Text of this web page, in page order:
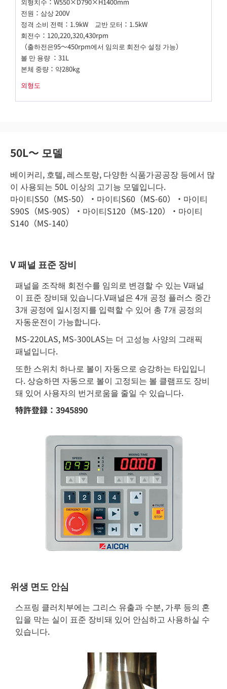
전원：삼상 200V
정격 소비 전력：1.9kW 교반 모터：1.5kW
회전수：120,220,320,430rpm
（출하전은95～450rpm에서 임의로 회전수 설정 가능）
볼 만 용량 ：31L
본체 중량：약280kg
외형도
50L〜 모델
베이커리, 호텔, 레스토랑, 다양한 식품가공공장 등에서 많
이 사용되는 50L 이상의 고기능 모델입니다.
마이티S50（MS-50）・마이티S60（MS-60）・마이티
S90S（MS-90S）・마이티S120（MS-120）・마이티
S140（MS-140）
V 패널 표준 장비
패널을 조작해 회전수를 임의로 변경할 수 있는 V패널
이 표준 장비돼 있습니다.V패널은 4개 공정 플러스 중간
3개 공정에 일시정지를 입력할 수 있어 총 7개 공정의
자동운전이 가능합니다.
MS-220LAS, MS-300LAS는 더 고성능 사양의 그래픽
패널입니다.
또한 스위치 하나로 볼이 자동으로 승강하는 타입입니
다. 상승하면 자동으로 볼이 고정되는 볼 클램프도 장비
돼 있어 사용자의 번거로움을 줄일 수 있습니다.
特許登録：3945890
위생 면도 안심
스프링 클러치부에는 그리스 유출과 수분, 가루 등의 혼
입을 막는 실이 표준 장비돼 있어 안심하고 사용하실 수
있습니다.